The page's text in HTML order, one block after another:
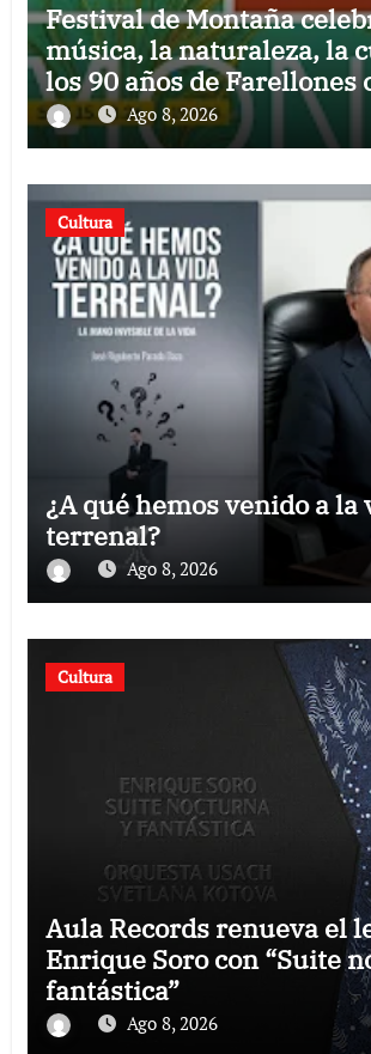
Festival de Montaña
música, la naturaleza, la
los 90 años de Farellones
concierto al aire libre
Ago 8, 2026
Cultura
¿A qué hemos venido a la
terrenal?
Ago 8, 2026
Cultura
Aula Records renueva el
Enrique Soro con “Suite
fantástica”
Ago 8, 2026